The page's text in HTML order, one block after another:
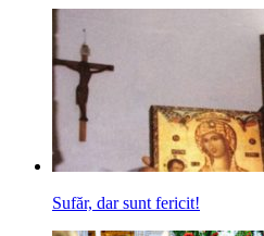
Sufăr, dar sunt fericit!